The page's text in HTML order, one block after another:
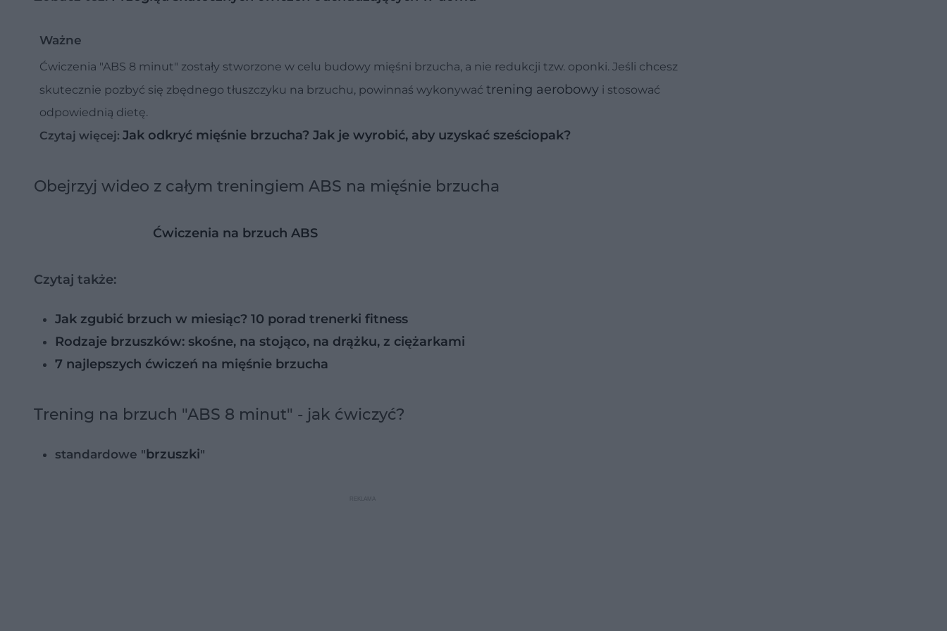
Ważne
Ćwiczenia "ABS 8 minut" zostały stworzone w celu budowy mięśni brzucha, a nie redukcji tzw. oponki. Jeśli chcesz
skutecznie pozbyć się zbędnego tłuszczyku na brzuchu, powinnaś wykonywać trening aerobowy i stosować
odpowiednią dietę.
Czytaj więcej: Jak odkryć mięśnie brzucha? Jak je wyrobić, aby uzyskać sześciopak?
Obejrzyj wideo z całym treningiem ABS na mięśnie brzucha
Ćwiczenia na brzuch ABS
Czytaj także:
Jak zgubić brzuch w miesiąc? 10 porad trenerki fitness
Rodzaje brzuszków: skośne, na stojąco, na drążku, z ciężarkami
7 najlepszych ćwiczeń na mięśnie brzucha
Trening na brzuch "ABS 8 minut" - jak ćwiczyć?
standardowe "brzuszki"